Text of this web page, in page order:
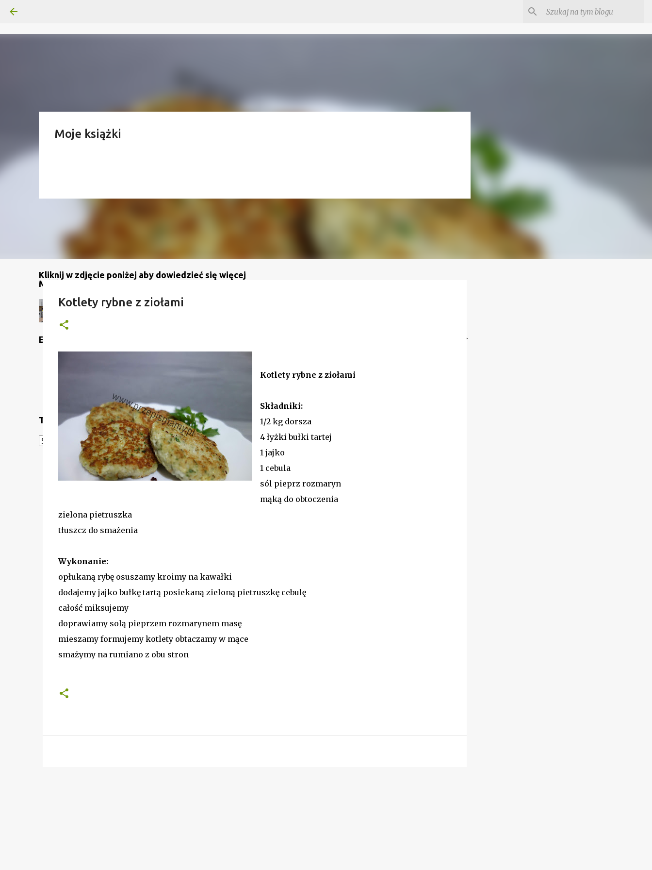
Kliknij w zdjęcie poniżej aby dowiedzieć się więcej
Moje książki
Mój kanał na YouTube
Etykiety
Translate
Powered by Translate
Kotlety rybne z ziołami
Kotlety rybne z ziołami
Składniki:
1/2 kg dorsza
4 łyżki bułki tartej
1 jajko
1 cebula
sól pieprz rozmaryn
mąką do obtoczenia
zielona pietruszka
tłuszcz do smażenia
Wykonanie:
opłukaną rybę osuszamy kroimy na kawałki
dodajemy jajko bułkę tartą posiekaną zieloną pietruszkę cebulę
całość miksujemy
doprawiamy solą pieprzem rozmarynem masę
mieszamy formujemy kotlety obtaczamy w mące
smażymy na rumiano z obu stron